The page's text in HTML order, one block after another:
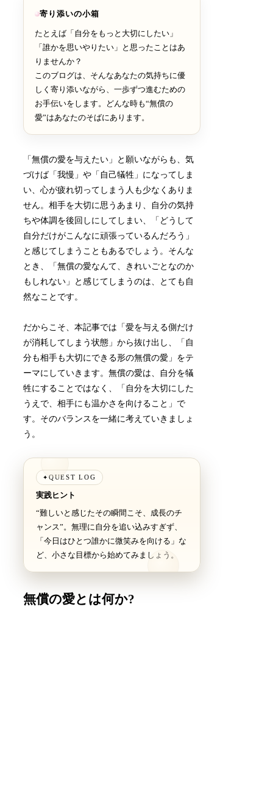
寄り添いの小箱
たとえば「自分をもっと大切にしたい」
「誰かを思いやりたい」と思ったことはあ
りませんか？
このブログは、そんなあなたの気持ちに優
しく寄り添いながら、一歩ずつ進むための
お手伝いをします。どんな時も“無償の
愛”はあなたのそばにあります。
「無償の愛を与えたい」と願いながらも、気
づけば「我慢」や「自己犠牲」になってしま
い、心が疲れ切ってしまう人も少なくありま
せん。相手を大切に思うあまり、自分の気持
ちや体調を後回しにしてしまい、「どうして
自分だけがこんなに頑張っているんだろう」
と感じてしまうこともあるでしょう。そんな
とき、「無償の愛なんて、きれいごとなのか
もしれない」と感じてしまうのは、とても自
然なことです。
だからこそ、本記事では「愛を与える側だけ
が消耗してしまう状態」から抜け出し、「自
分も相手も大切にできる形の無償の愛」をテ
ーマにしていきます。無償の愛は、自分を犠
牲にすることではなく、「自分を大切にした
うえで、相手にも温かさを向けること」で
す。そのバランスを一緒に考えていきましょ
う。
✦QUEST LOG
実践ヒント
“難しいと感じたその瞬間こそ、成長のチ
ャンス”。無理に自分を追い込みすぎず、
「今日はひとつ誰かに微笑みを向ける」な
ど、小さな目標から始めてみましょう。
無償の愛とは何か?